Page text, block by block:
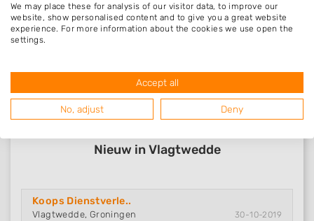
Nieuw in Vlagtwedde
Koops Dienstverle..
Vlagtwedde, Groningen 30-10-2019
We may place these for analysis of our visitor data, to improve our
website, show personalised content and to give you a great website
experience. For more information about the cookies we use open the
settings.
Accept all
No, adjust Deny